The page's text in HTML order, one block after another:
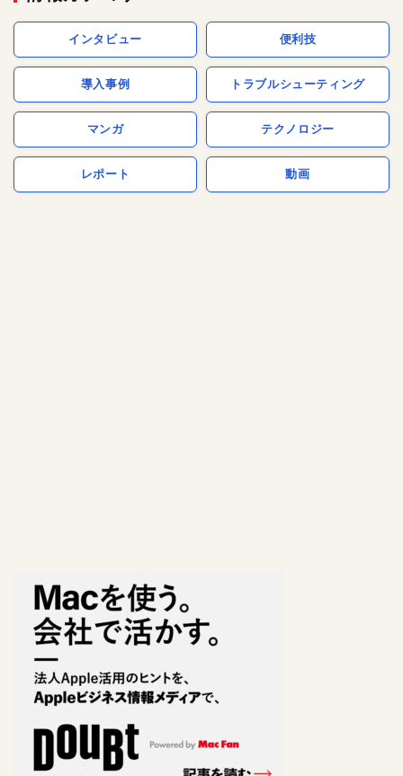
インタビュー 便利技
導入事例 トラブルシューティング
マンガ テクノロジー
レポート 動画